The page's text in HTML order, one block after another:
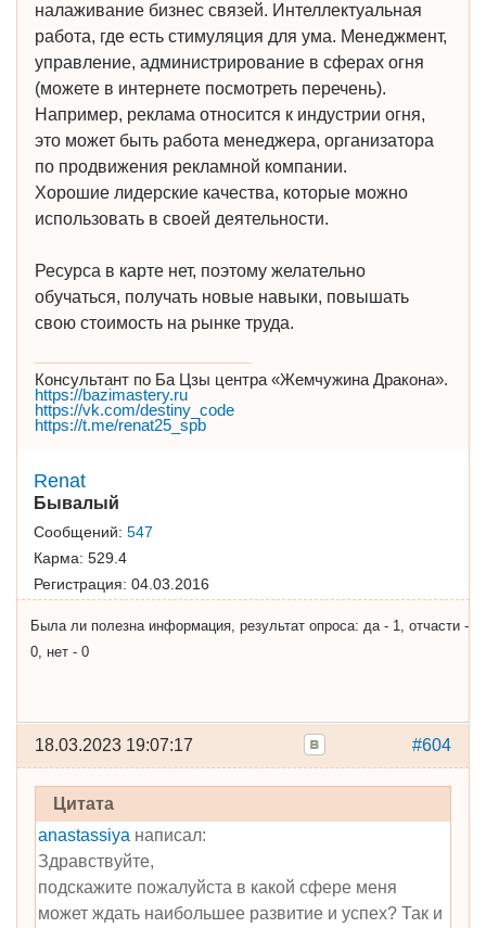
налаживание бизнес связей. Интеллектуальная
работа, где есть стимуляция для ума. Менеджмент,
управление, администрирование в сферах огня
(можете в интернете посмотреть перечень).
Например, реклама относится к индустрии огня,
это может быть работа менеджера, организатора
по продвижения рекламной компании.
Хорошие лидерские качества, которые можно
использовать в своей деятельности.
Ресурса в карте нет, поэтому желательно
обучаться, получать новые навыки, повышать
свою стоимость на рынке труда.
Консультант по Ба Цзы центра «Жемчужина Дракона».
https://bazimastery.ru
https://vk.com/destiny_code
https://t.me/renat25_spb
Renat
Бывалый
Сообщений: 547
Карма: 529.4
Регистрация: 04.03.2016
Была ли полезна информация, результат опроса: да - 1, отчасти -
0, нет - 0
#604
18.03.2023 19:07:17
Цитата
anastassiya написал:
Здравствуйте,
подскажите пожалуйста в какой сфере меня
может ждать наибольшее развитие и успех? Так и